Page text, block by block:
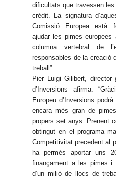
dificultats que travessen
crèdit. La signatura
Comissió Europea està
ajudar les pimes europees
columna vertebral de
responsables de la creació
treball”.
Pier Luigi Gilibert, director
d’Inversions afirma:
Europeu d’Inversions
encara més gran de
propers set anys. Prenent
obtingut en el programa
Competitivitat precedent al
ha permès aportar uns
finançament a les pimes i
d’un milió de llocs de